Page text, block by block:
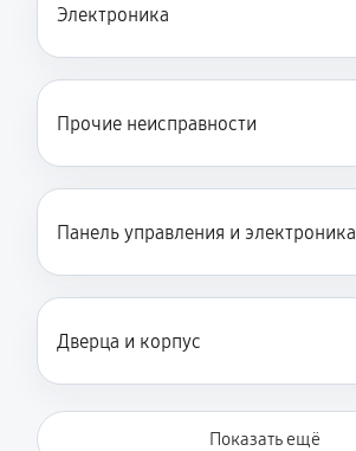
410 руб
Замена таймера
450 руб 60 минут
Электроника
Прочие неисправности
Панель управления и электроника
Дверца и корпус
Показать ещё